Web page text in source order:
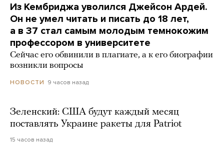
Из Кембриджа уволился Джейсон Ардей.
Он не умел читать и писать до 18 лет,
а в 37 стал самым молодым темнокожим
профессором в университете
Сейчас его обвинили в плагиате, а к его биографии
возникли вопросы
НОВОСТИ 9 часов назад
Зеленский: США будут каждый месяц
поставлять Украине ракеты для Patriot
15 часов назад